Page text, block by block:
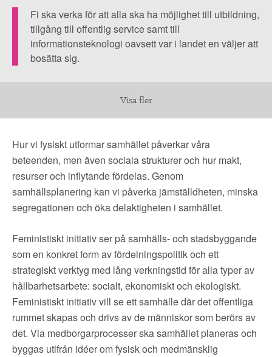
vilka
som
gynnas
respektive
hur
samhället
är
uppbyggt.
Fi ska verka för att alla ska ha möjlighet till utbildning,
tillgång till offentlig service samt till
informationsteknologi oavsett var i landet en väljer att
bosätta sig.
Visa fler
Hur vi fysiskt utformar samhället påverkar våra
beteenden, men även sociala strukturer och hur makt,
resurser och inflytande fördelas. Genom
samhällsplanering kan vi påverka jämställdheten, minska
segregationen och öka delaktigheten i samhället.
Feministiskt initiativ ser på samhälls- och stadsbyggande
som en konkret form av fördelningspolitik och ett
strategiskt verktyg med lång verkningstid för alla typer av
hållbarhetsarbete: socialt, ekonomiskt och ekologiskt.
Feministiskt initiativ vill se ett samhälle där det offentliga
rummet skapas och drivs av de människor som berörs av
det. Via medborgarprocesser ska samhället planeras och
byggas utifrån idéer om fysisk och medmänsklig